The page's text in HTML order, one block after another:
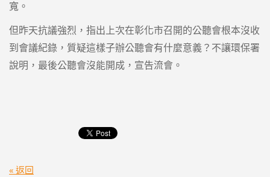
寬。
但昨天抗議強烈，指出上次在彰化市召開的公聽會根本沒收
到會議紀錄，質疑這樣子辦公聽會有什麼意義？不讓環保署
說明，最後公聽會沒能開成，宣告流會。
« 返回